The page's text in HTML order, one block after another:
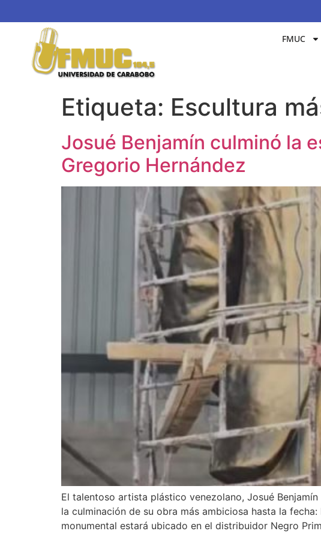
FMUC
Etiqueta: Escultura
Josué Benjamín culminó la
Gregorio Hernández
El talentoso artista plástico venezolano, Josué
la culminación de su obra más ambiciosa hasta la
monumental estará ubicado en el distribuidor Negro